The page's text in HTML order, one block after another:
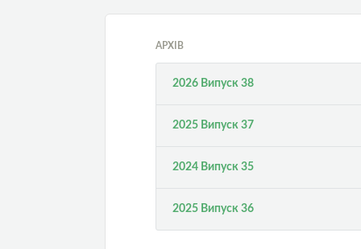
АРХІВ
2026 Випуск 38
2025 Випуск 37
2024 Випуск 35
2025 Випуск 36